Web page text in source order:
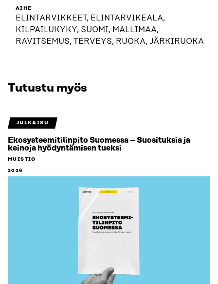
AIHE
ELINTARVIKKEET, ELINTARVIKEALA,
KILPAILUKYKY, SUOMI, MALLIMAA,
RAVITSEMUS, TERVEYS, RUOKA, JÄRKIRUOKA
Tutustu myös
JULKAISU
Ekosysteemitilinpito Suomessa – Suosituksia ja
keinoja hyödyntämisen tueksi
MUISTIO
2026